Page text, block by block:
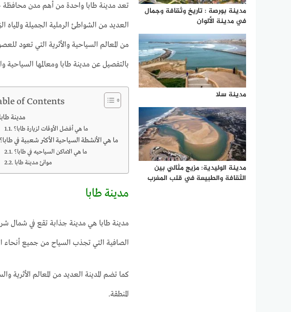
مدينة بورصة : تاريخ وثقافة وجمال
في مدينة الألوان
مدينة سلا
مدينة الوليدية: مزيج مثالي بين
الثقافة والطبيعة في قلب المغرب
تعد مدينة طابا واحدة من أهم مدن محافظة
العديد من الشواطئ الرملية الجميلة
من المعالم السياحية والأثرية التي تعود
بالتفصيل عن مدينة طابا ومعالمها السياحية
of Contents
ما هي أفضل الأوقات لزيارة طابا؟
ما هي الأنشطة السياحية الأكثر شعبية في طابا؟
ما هي الاماكن السياحيه في طابا؟
موانئ مدينة طابا
مدينة طابا
مدينة طابا هي مدينة جذابة تقع في شمال شرق
الصافية التي تجذب السياح من جميع أنحاء
كما تضم المدينة العديد من المعالم
المنطقة.